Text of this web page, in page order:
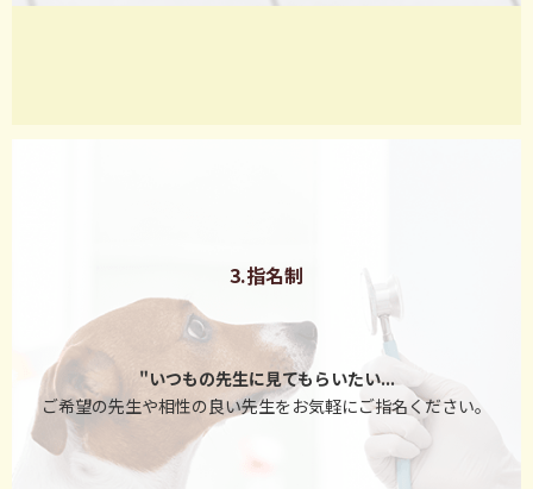
3.指名制
"いつもの先生に見てもらいたい...
ご希望の先生や相性の良い先生をお気軽にご指名ください。